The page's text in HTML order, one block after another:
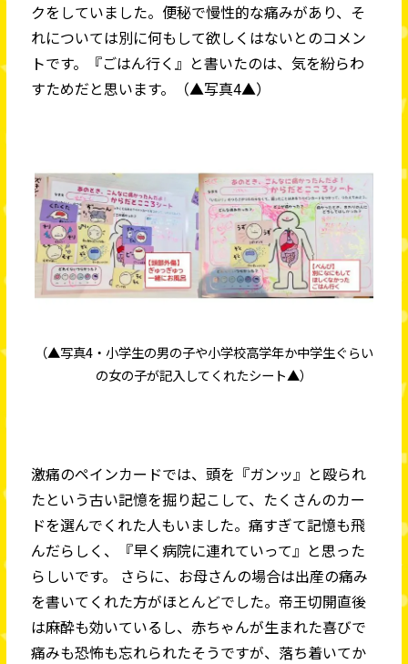
クをしていました。便秘で慢性的な痛みがあり、そ
れについては別に何もして欲しくはないとのコメン
トです。『ごはん行く』と書いたのは、気を紛らわ
すためだと思います。（▲写真4▲）
（▲写真4・小学生の男の子や小学校高学年か中学生ぐらい
の女の子が記入してくれたシート▲）
激痛のペインカードでは、頭を『ガンッ』と殴られ
たという古い記憶を掘り起こして、たくさんのカー
ドを選んでくれた人もいました。痛すぎて記憶も飛
んだらしく、『早く病院に連れていって』と思った
らしいです。 さらに、お母さんの場合は出産の痛み
を書いてくれた方がほとんどでした。帝王切開直後
は麻酔も効いているし、赤ちゃんが生まれた喜びで
痛みも恐怖も忘れられたそうですが、落ち着いてか